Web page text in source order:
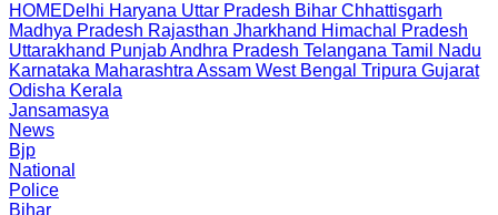
HOMEDelhi Haryana Uttar Pradesh Bihar Chhattisgarh
Madhya Pradesh Rajasthan Jharkhand Himachal Pradesh
Uttarakhand PunjabAndhra Pradesh Telangana Tamil Nadu
Karnataka Maharashtra Assam West Bengal Tripura Gujarat
Odisha Kerala
Jansamasya
News
Bjp
National
Police
Bihar